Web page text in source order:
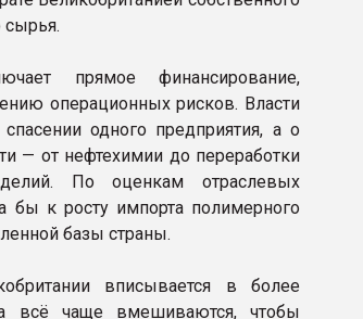
сырья.
прямое финансирование,
операционных рисков. Власти
одного предприятия, а о
— от нефтехимии до переработки
По оценкам отраслевых
бы к росту импорта полимерного
базы страны.
вписывается в более
всё чаще вмешиваются, чтобы